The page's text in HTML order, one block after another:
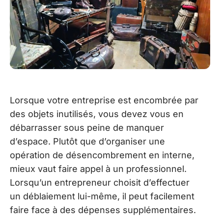
Lorsque votre entreprise est encombrée par
des objets inutilisés, vous devez vous en
débarrasser sous peine de manquer
d’espace. Plutôt que d’organiser une
opération de désencombrement en interne,
mieux vaut faire appel à un professionnel.
Lorsqu’un entrepreneur choisit d’effectuer
un déblaiement lui-même, il peut facilement
faire face à des dépenses supplémentaires.